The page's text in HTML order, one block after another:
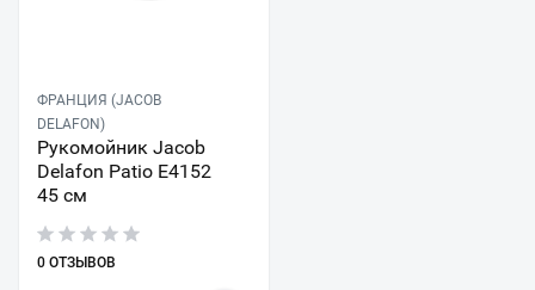
ФРАНЦИЯ (JACOB
DELAFON)
Рукомойник Jacob
Delafon Patio E4152
45 см
0 ОТЗЫВОВ